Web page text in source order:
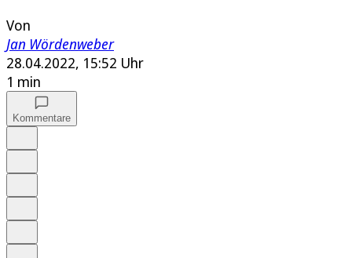
Von
Jan Wördenweber
28.04.2022, 15:52 Uhr
1 min
Kommentare